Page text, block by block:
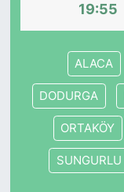
19:55
ALACA
DODURGA
ORTAKÖY
SUNGURLU